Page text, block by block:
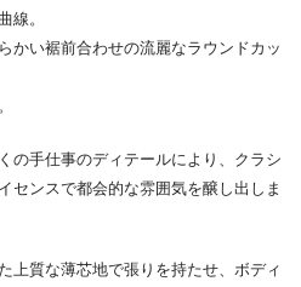
線。
かい裾前合わせの流麗なラウンドカッ
の手仕事のディテールにより、クラシ
センスで都会的な雰囲気を醸し出しま
上質な薄芯地で張りを持たせ、ボディ